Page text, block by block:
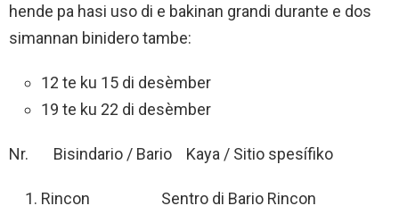
hende pa hasi uso di e bakinan grandi durante e dos
simannan binidero tambe:
12 te ku 15 di desèmber
19 te ku 22 di desèmber
Nr. Bisindario / Bario Kaya / Sitio spesífiko
Rincon Sentro di Bario Rincon